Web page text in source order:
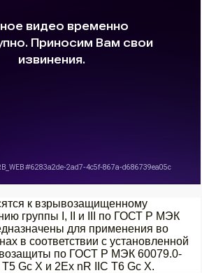
к взрывозащищенному
группы I, II и III по ГОСТ Р МЭК
для применения во
в соответствии с установленной
по ГОСТ Р МЭК 60079.0-
Gc X и 2Ex nR IIC T6 Gc X.